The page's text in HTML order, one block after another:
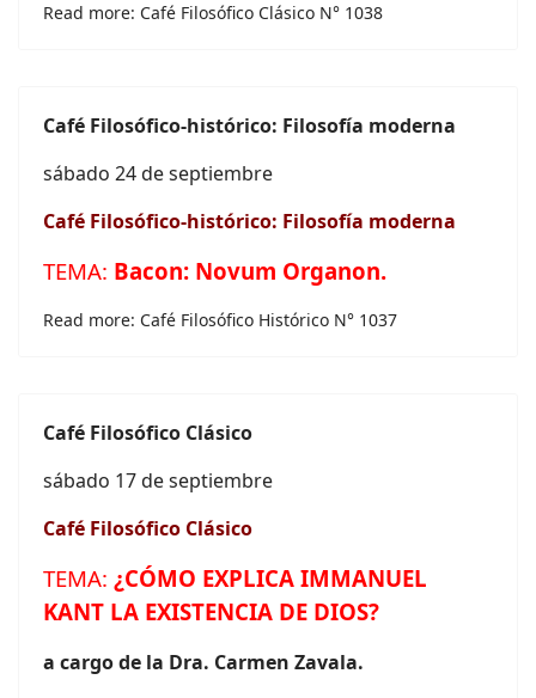
Read more: Café Filosófico Clásico N° 1038
Café Filosófico-histórico: Filosofía moderna
sábado 24 de septiembre
Café Filosófico-histórico: Filosofía moderna
TEMA: Bacon: Novum Organon.
Read more: Café Filosófico Histórico N° 1037
Café Filosófico Clásico
sábado 17 de septiembre
Café Filosófico Clásico
TEMA: ¿CÓMO EXPLICA IMMANUEL
KANT LA EXISTENCIA DE DIOS?
a cargode la Dra. Carmen Zavala.